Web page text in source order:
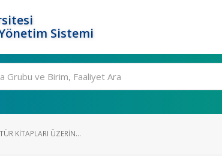
Sistemi
KITAPLARI ÜZERIN...